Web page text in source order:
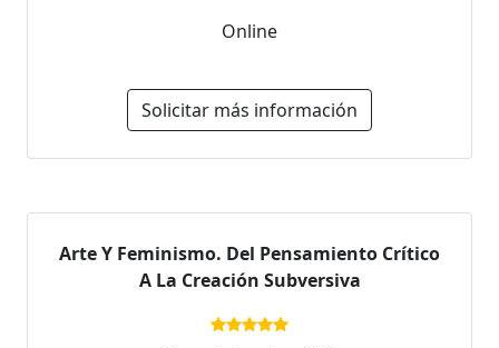
Online
Solicitar más información
Arte Y Feminismo. Del Pensamiento Crítico
A La Creación Subversiva